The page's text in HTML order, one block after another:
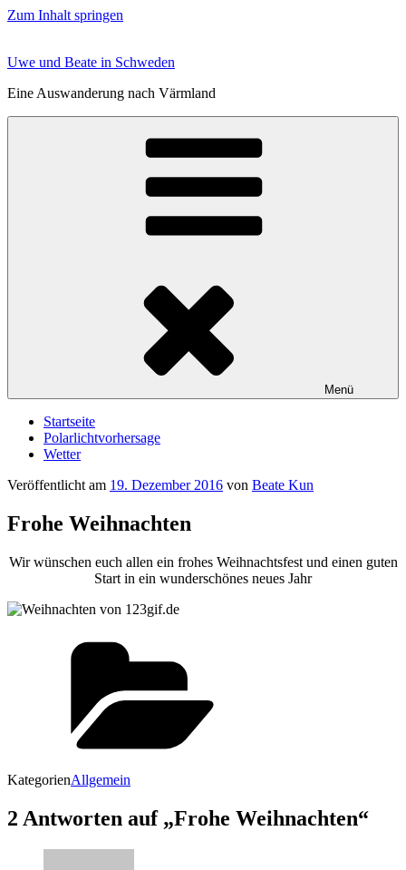
Zum Inhalt springen
Uwe und Beate in Schweden
Eine Auswanderung nach Värmland
Menü
Startseite
Polarlichtvorhersage
Wetter
Veröffentlicht am 19. Dezember 2016 von Beate Kun
Frohe Weihnachten
Wir wünschen euch allen ein frohes Weihnachtsfest und einen guten
Start in ein wunderschönes neues Jahr
KategorienAllgemein
2 Antworten auf „Frohe Weihnachten“